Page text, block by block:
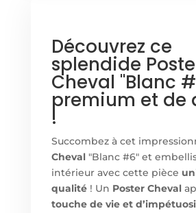
Découvrez ce
splendide
Cheval "Blanc
premium et de
!
Succombez à cet
Cheval"Blanc #6" et
intérieur avec cette pièce
qualité! Un Poster Cheval
touche de vie et